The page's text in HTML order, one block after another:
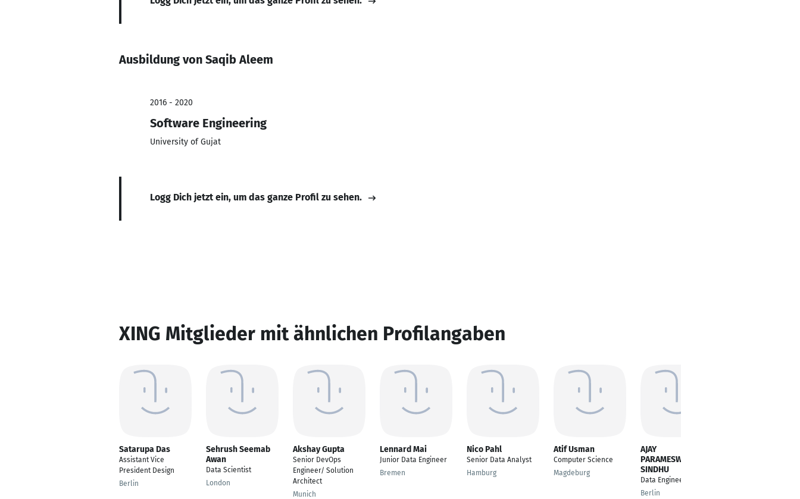
Ausbildung von Saqib Aleem
2016 - 2020
Software Engineering
University of Gujat
Logg Dich jetzt ein, um das ganze Profil zu sehen.
XING Mitglieder mit ähnlichen Profilangaben
Satarupa Das
Assistant Vice
President Design
Berlin
Sehrush Seemab
Awan
Data Scientist
London
Akshay Gupta
Senior DevOps
Engineer/ Solution
Architect
Munich
Lennard Mai
Junior Data Engineer
Bremen
Nico Pahl
Senior Data Analyst
Hamburg
Atif Usman
Computer Science
Magdeburg
AJAY
PARAMESWARAN
SINDHU
Data Engineer
Berlin